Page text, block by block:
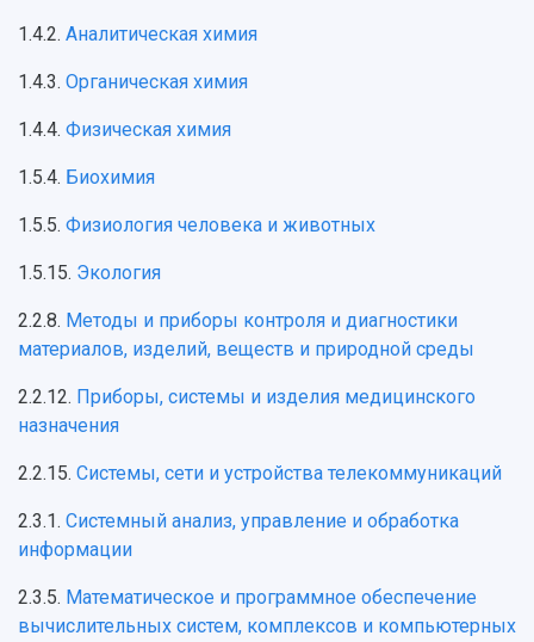
1.4.2. Аналитическая химия
1.4.3. Органическая химия
1.4.4. Физическая химия
1.5.4. Биохимия
1.5.5. Физиология человека и животных
1.5.15. Экология
2.2.8. Методы и приборы контроля и диагностики
материалов, изделий, веществ и природной среды
2.2.12. Приборы, системы и изделия медицинского
назначения
2.2.15. Системы, сети и устройства телекоммуникаций
2.3.1. Системный анализ, управление и обработка
информации
2.3.5. Математическое и программное обеспечение
вычислительных систем, комплексов и компьютерных